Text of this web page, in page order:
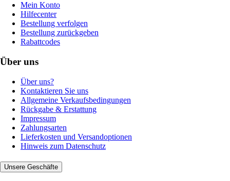
Mein Konto
Hilfecenter
Bestellung verfolgen
Bestellung zurückgeben
Rabattcodes
Über uns
Über uns?
Kontaktieren Sie uns
Allgemeine Verkaufsbedingungen
Rückgabe & Erstattung
Impressum
Zahlungsarten
Lieferkosten und Versandoptionen
Hinweis zum Datenschutz
Unsere Geschäfte